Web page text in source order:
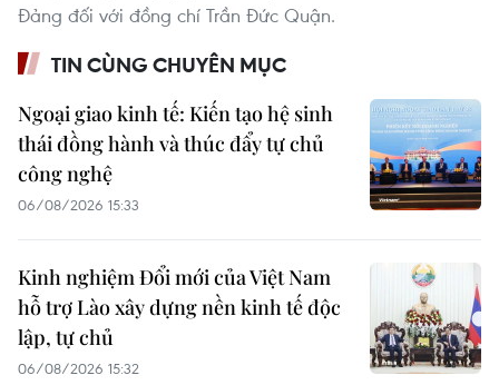
Đảng đối với đồng chí Trần Đức Quận.
TIN CÙNG CHUYÊN MỤC
Ngoại giao kinh tế: Kiến tạo hệ sinh
thái đồng hành và thúc đẩy tự chủ
công nghệ
06/08/2026 15:33
Kinh nghiệm Đổi mới của Việt Nam
hỗ trợ Lào xây dựng nền kinh tế độc
lập, tự chủ
06/08/2026 15:32